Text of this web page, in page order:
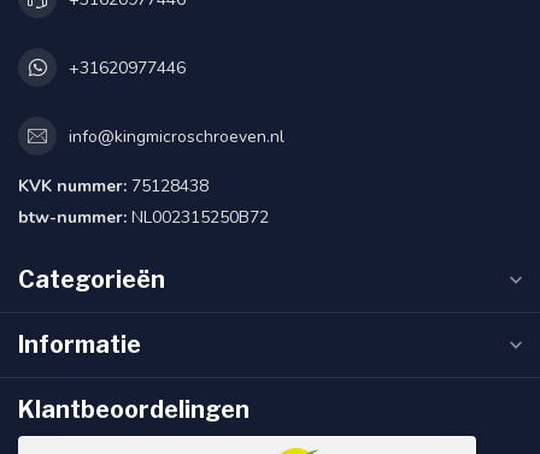
+31620977446
info@kingmicroschroeven.nl
KVK nummer: 75128438
btw-nummer: NL002315250B72
Categorieën
Informatie
Klantbeoordelingen